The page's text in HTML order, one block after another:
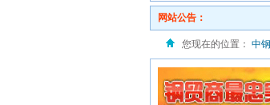
网站公告：
您现在的位置： 中